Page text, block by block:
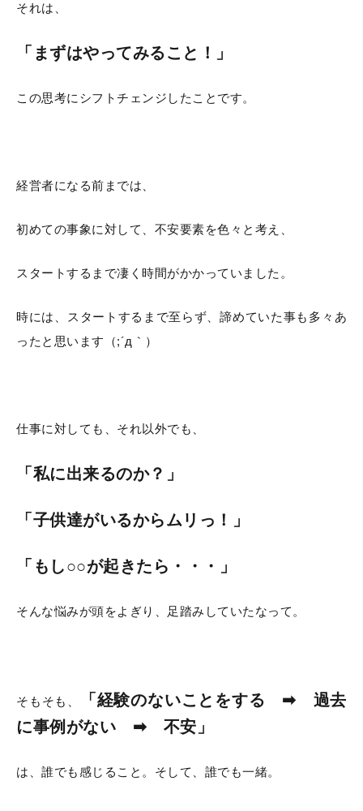
それは、
「まずはやってみること！」
この思考にシフトチェンジしたことです。
経営者になる前までは、
初めての事象に対して、不安要素を色々と考え、
スタートするまで凄く時間がかかっていました。
時には、スタートするまで至らず、諦めていた事も多々あ
ったと思います（;´д｀）
仕事に対しても、それ以外でも、
「私に出来るのか？」
「子供達がいるからムリっ！」
「もし○○が起きたら・・・」
そんな悩みが頭をよぎり、足踏みしていたなって。
そもそも、
「経験のないことをする ➡ 過去
に事例がない ➡ 不安」
は、誰でも感じること。そして、誰でも一緒。